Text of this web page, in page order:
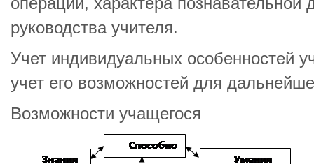
руководства учителя.
Учет индивидуальных особенностей
учет его возможностей для
Возможности учащегося